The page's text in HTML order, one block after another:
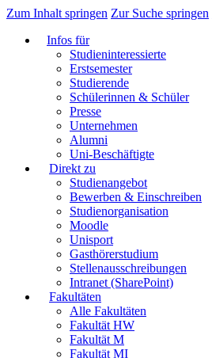
Zum Inhalt springen Zur Suche springen
Infos für
Studieninteressierte
Erstsemester
Studierende
Schülerinnen & Schüler
Presse
Unternehmen
Alumni
Uni-Beschäftigte
Direkt zu
Studienangebot
Bewerben & Einschreiben
Studienorganisation
Moodle
Unisport
Gasthörerstudium
Stellenausschreibungen
Intranet (SharePoint)
Fakultäten
Alle Fakultäten
Fakultät HW
Fakultät M
Fakultät MI